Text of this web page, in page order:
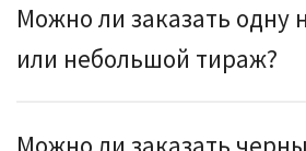
Можно ли заказать одну
или небольшой тираж?